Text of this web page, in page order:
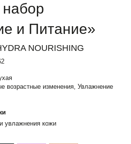
и Питание»
NOURISHING
возрастные изменения, Увлажнение
увлажнения кожи